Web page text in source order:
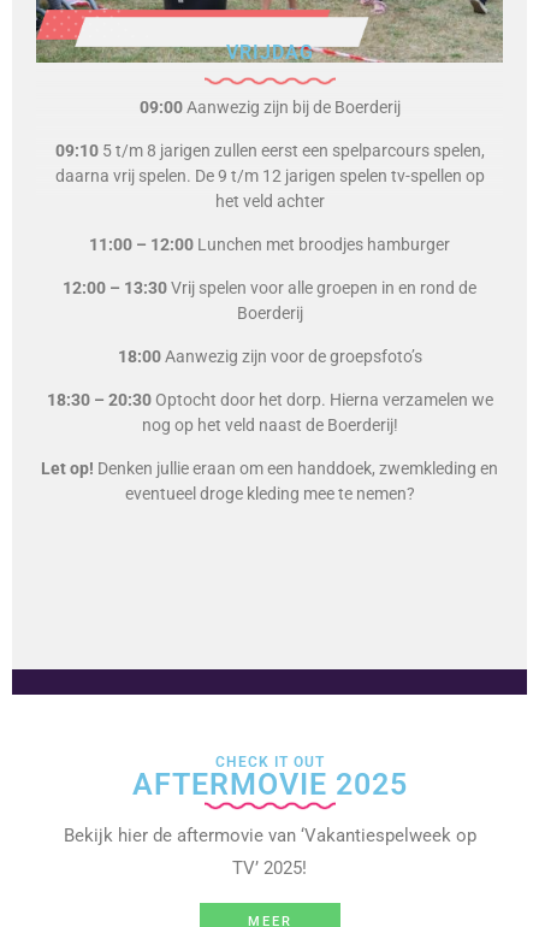
VRIJDAG
09:00Aanwezig zijn bij de Boerderij
09:105 t/m 8 jarigen zullen eerst een spelparcours spelen,
daarna vrij spelen. De 9 t/m 12 jarigen spelen tv-spellen op
het veld achter
11:00 – 12:00 Lunchen met broodjes hamburger
12:00 – 13:30Vrij spelen voor alle groepen in en rond de
Boerderij
18:00Aanwezig zijn voor de groepsfoto’s
18:30 – 20:30Optocht door het dorp. Hierna verzamelen we
nog op het veld naast de Boerderij!
Let op! Denken jullie eraan om een handdoek, zwemkleding en
eventueel droge kleding mee te nemen?
CHECK IT OUT
AFTERMOVIE 2025
Bekijk hier de aftermovie van ‘Vakantiespelweek op
TV’ 2025!
MEER